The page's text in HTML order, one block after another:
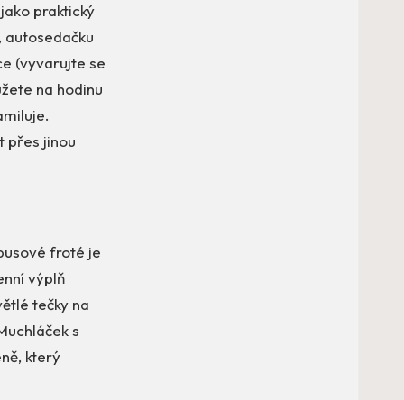
praktický
autosedačku
(vyvarujte se
na hodinu
přes jinou
froté je
výplň
tečky na
s
který